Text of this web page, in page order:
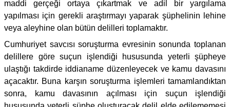
maddi gerçeği ortaya çıkartmak ve adil bir yargılama
yapılması için gerekli araştırmayı yaparak şüphelinin lehine
veya aleyhine olan bütün delilleri toplamaktır.
Cumhuriyet savcısı soruşturma evresinin sonunda toplanan
delillere göre suçun işlendiği hususunda yeterli şüpheye
ulaştığı takdirde iddianame düzenleyecek ve kamu davasını
açacaktır. Buna karşın soruşturma işlemleri tamamlandıktan
sonra, kamu davasının açılması için suçun işlendiği